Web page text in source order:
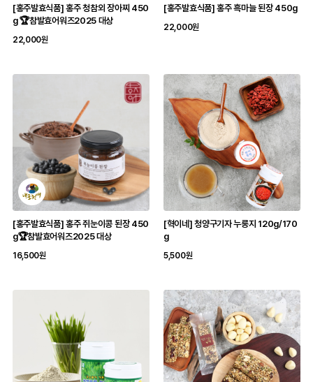
[홍주발효식품] 홍주 청참외 장아찌 450
g 🏆참발효어워즈2025 대상
22,000원
[홍주발효식품] 홍주 흑마늘 된장 450g
22,000원
[홍주발효식품] 홍주 쥐눈이콩 된장 450
g🏆참발효어워즈2025 대상
16,500원
[혁이네] 청양구기자 누룽지 120g/170
g
5,500원